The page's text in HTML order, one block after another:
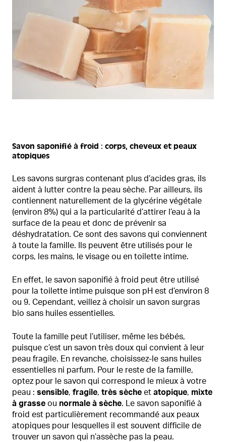
Savon saponifié à froid : corps, cheveux et peaux
atopiques
Les savons surgras contenant plus d’acides gras, ils
aident à lutter contre la peau sèche. Par ailleurs, ils
contiennent naturellement de la glycérine végétale
(environ 8%) qui a la particularité d’attirer l’eau à la
surface de la peau et donc de prévenir sa
déshydratation. Ce sont des savons qui conviennent
à toute la famille. Ils peuvent être utilisés pour le
corps, les mains, le visage ou en toilette intime.
En effet, le savon saponifié à froid peut être utilisé
pour la toilette intime puisque son pH est d’environ 8
ou 9. Cependant, veillez à choisir un savon surgras
bio sans huiles essentielles.
Toute la famille peut l’utiliser, même les bébés,
puisque c’est un savon très doux qui convient à leur
peau fragile. En revanche, choisissez-le sans huiles
essentielles ni parfum. Pour le reste de la famille,
optez pour le savon qui correspond le mieux à votre
peau :sensible,fragile,très sèche etatopique, mixte
à grasse ou normale à sèche. Le savon saponifié à
froid est particulièrement recommandé aux peaux
atopiques pour lesquelles il est souvent difficile de
trouver un savon qui n’assèche pas la peau.